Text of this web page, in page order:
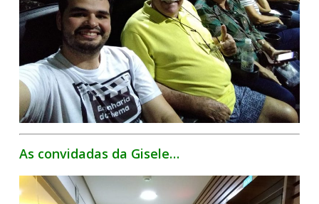
As convidadas da Gisele…